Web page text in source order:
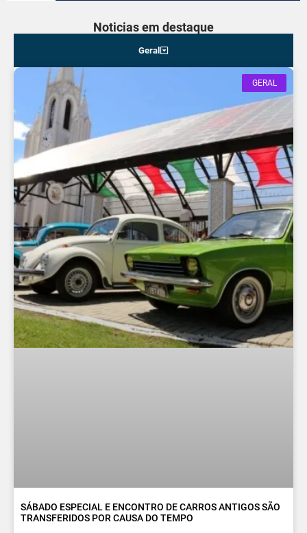
Noticias em destaque
Geral
GERAL
SÁBADO ESPECIAL E ENCONTRO DE CARROS ANTIGOS SÃO
TRANSFERIDOS POR CAUSA DO TEMPO